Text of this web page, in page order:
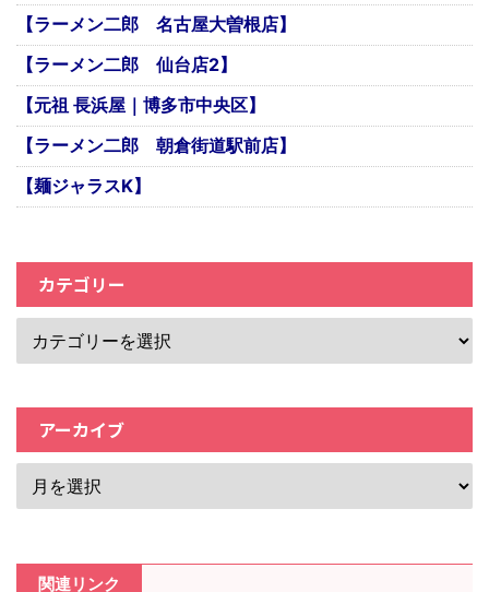
【ラーメン二郎 名古屋大曽根店】
【ラーメン二郎 仙台店2】
【元祖 長浜屋｜博多市中央区】
【ラーメン二郎 朝倉街道駅前店】
【麺ジャラスK】
カテゴリー
アーカイブ
関連リンク